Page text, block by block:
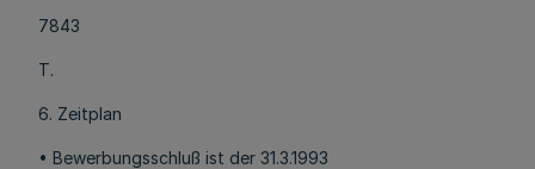
7843
T.
6. Zeitplan
• Bewerbungsschluß ist der 31.3.1993